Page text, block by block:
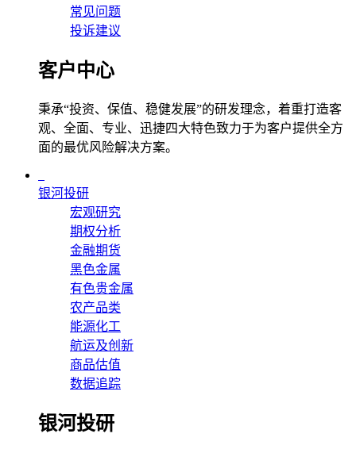
常见问题
投诉建议
客户中心
秉承“投资、保值、稳健发展”的研发理念，着重打造客
观、全面、专业、迅捷四大特色致力于为客户提供全方
面的最优风险解决方案。
银河投研
宏观研究
期权分析
金融期货
黑色金属
有色贵金属
农产品类
能源化工
航运及创新
商品估值
数据追踪
银河投研